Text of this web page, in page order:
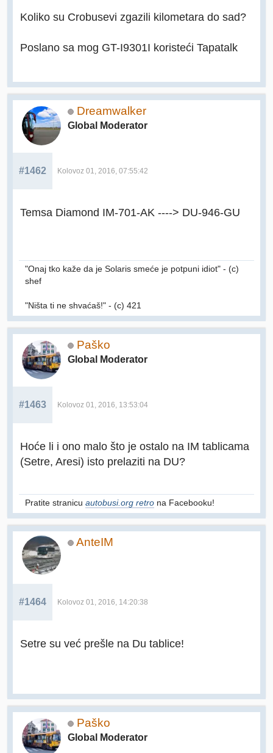
Koliko su Crobusevi zgazili kilometara do sad?
Poslano sa mog GT-I9301I koristeći Tapatalk
Dreamwalker
Global Moderator
#1462 Kolovoz 01, 2016, 07:55:42
Temsa Diamond IM-701-AK ----> DU-946-GU
"Onaj tko kaže da je Solaris smeće je potpuni idiot" - (c)
shef
"Ništa ti ne shvaćaš!" - (c) 421
Paško
Global Moderator
#1463 Kolovoz 01, 2016, 13:53:04
Hoće li i ono malo što je ostalo na IM tablicama
(Setre, Aresi) isto prelaziti na DU?
Pratite stranicu autobusi.org retro na Facebooku!
AnteIM
#1464 Kolovoz 01, 2016, 14:20:38
Setre su već prešle na Du tablice!
Paško
Global Moderator